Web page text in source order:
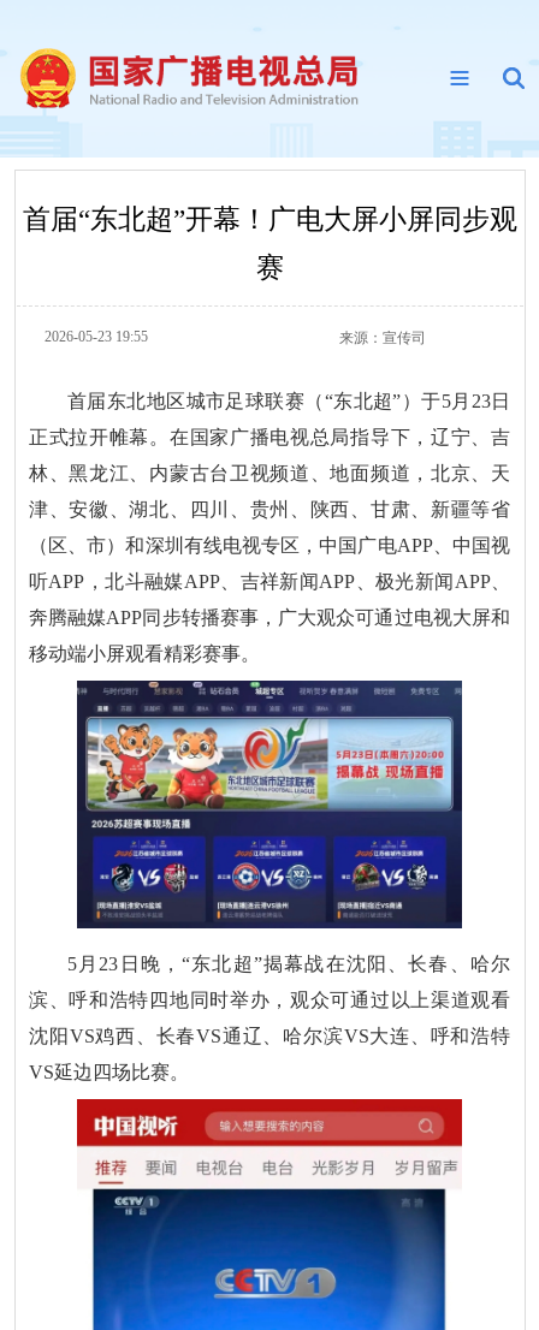
首届“东北超”开幕！广电大屏小屏同步观
赛
2026-05-23 19:55 来源： 宣传司
首届东北地区城市足球联赛（“东北超”）于5月23日
正式拉开帷幕。在国家广播电视总局指导下，辽宁、吉
林、黑龙江、内蒙古台卫视频道、地面频道，北京、天
津、安徽、湖北、四川、贵州、陕西、甘肃、新疆等省
（区、市）和深圳有线电视专区，中国广电APP、中国视
听APP，北斗融媒APP、吉祥新闻APP、极光新闻APP、
奔腾融媒APP同步转播赛事，广大观众可通过电视大屏和
移动端小屏观看精彩赛事。
5月23日晚，“东北超”揭幕战在沈阳、长春、哈尔
滨、呼和浩特四地同时举办，观众可通过以上渠道观看
沈阳VS鸡西、长春VS通辽、哈尔滨VS大连、呼和浩特
VS延边四场比赛。